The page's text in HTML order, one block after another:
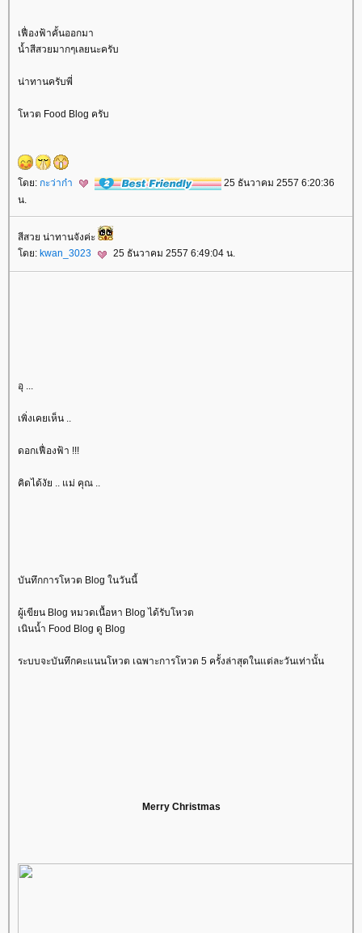
เฟื่องฟ้าคั้นออกมา
น้ำสีสวยมากๆเลยนะครับ
น่าทานครับพี่
หวต Food Blog ครับ
ดย: กะว่าก๋า
25 ธันวาคม 2557 6:20:36
น.
สีสวย น่าทานจังค่ะ
ดย: kwan_3023 25 ธันวาคม 2557 6:49:04 น.
อุ ...
เพิ่งเคยเห็น ..
ดอกเฟื่องฟ้า !!!
คิดได้งัย .. แม่ คุณ ..
บันทึกการโหวต Blog ในวันนี้
ผู้เขียน Blog หมวดเนื้อหา Blog ได้รับโหวต
เนินน้ำ Food Blog ดู Blog
ระบบจะบันทึกคะแนนโหวต เฉพาะการโหวต 5 ครั้งล่าสุดในแต่ละวันเท่านั้น
Merry Christmas